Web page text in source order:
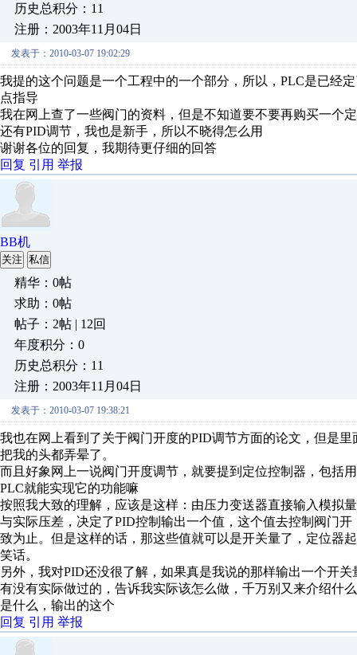
历史总积分：11
注册：2003年11月04日
发表于：2010-03-07 19:02:29
我提的这个问题是一个工程中的一个部分，所以，PLC是已经
点指导
我在网上查了一些阀门的资料，但是不知道要不要再购买一个
还有PID调节，我也是新手，所以不晓得怎么用
谢谢各位的回复，我期待更仔细的回答
回复 引用 举报
BB机
关注 私信
精华：0帖
求助：0帖
帖子：2帖 | 12回
年度积分：0
历史总积分：11
注册：2003年11月04日
发表于：2010-03-07 19:38:21
我也在网上看到了关于阀门开度的PID调节方面的论文，但是
把我的头都弄晕了。
而且好象网上一说阀门开度调节，就要提到定位控制器，包括
PLC就能实现它的功能嘛
按照我大致的理解，应该是这样：由压力变送器直接输入模拟
与实际压差，决定了PID控制输出一个值，这个值去控制阀门
致为止。但是这样的话，那这些值就可以是开关量了，定位器
笑话。
另外，我对PID还没很了解，如果真是我说的那样输出一个开
有没有实际做过的，告诉我实际该怎么做，千万别又来介绍什
是什么，输出的这个
回复 引用 举报